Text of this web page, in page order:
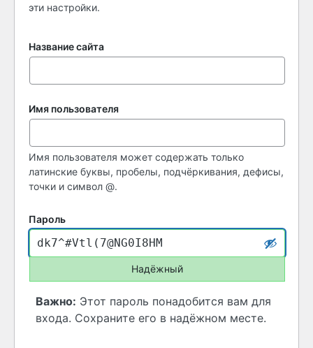
эти настройки.
Название сайта
Имя пользователя
Имя пользователя может содержать только
латинские буквы, пробелы, подчёркивания, дефисы,
точки и символ @.
Пароль
Надёжный
Важно: Этот пароль понадобится вам для
входа. Сохраните его в надёжном месте.